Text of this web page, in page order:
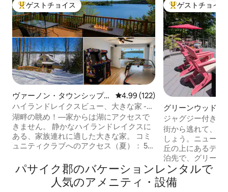
大好評のゲストチョイスです。
ゲストチョイス
ヴァーノン・タウンシップの
一軒家
レビュー122件、5つ星中4.99つ
4.99 (122)
ハイランドレイクスビュー、大きな家 -
家族で楽しめる、バーノン
湖畔の眺め！—家からは湖にアクセスで
きません。 静かなハイランドレイクスに
ある、家族連れに適した大きな家。 コミ
ュニティクラブへのアクセス（夏）： 5つ
進— 1日2ドル。クラブのドックまで徒歩
でわずか2軒先！ ⭐ 125件以上の5つ星レビ
大好評のゲスト
ゲストチョイス
グリーンウッド・
コテージ
ジャグジー付きの
を楽しめる隠れ家
街から逃れて、シ
しょう。ニュー
丘の上にあるデザ
泊先で、グリーン
景色、完全な静け
アメニティをお楽
畔での静かな休暇
パサイク郡のバケーションレンタルで
人気のアメニティ・設備